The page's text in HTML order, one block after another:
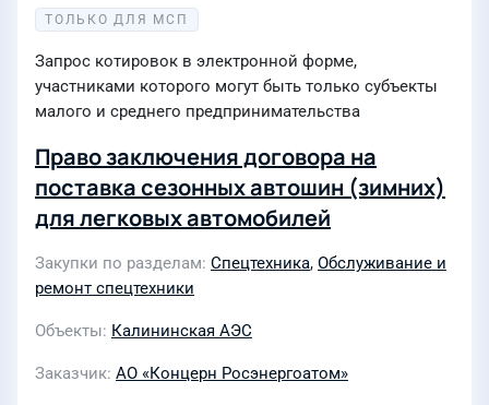
ТОЛЬКО ДЛЯ МСП
Запрос котировок в электронной форме,
участниками которого могут быть только субъекты
малого и среднего предпринимательства
Право заключения договора на
поставка сезонных автошин (зимних)
для легковых автомобилей
Закупки по разделам Спецтехника, Обслуживание и
ремонт спецтехники
Объекты Калининская АЭС
Заказчик АО «Концерн Росэнергоатом»